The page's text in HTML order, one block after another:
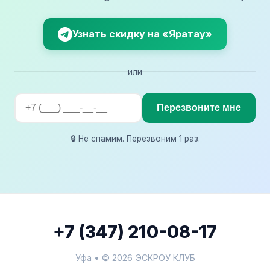
Узнать скидку на «Яратау»
или
Перезвоните мне
🔒 Не спамим. Перезвоним 1 раз.
+7 (347) 210-08-17
Уфа • © 2026 ЭСКРОУ КЛУБ